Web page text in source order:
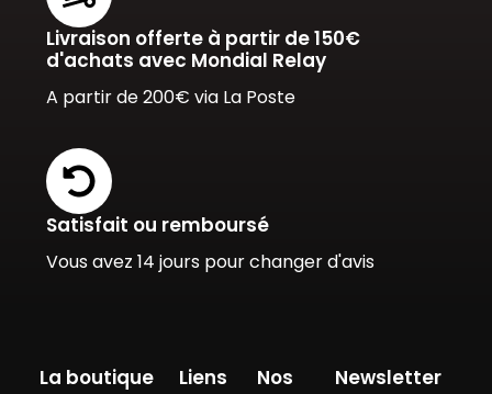
Livraison offerte à partir de 150€
d'achats avec Mondial Relay
A partir de 200€ via La Poste
Satisfait ou remboursé
Vous avez 14 jours pour changer d'avis
La boutique Liens
Nos
Newsletter